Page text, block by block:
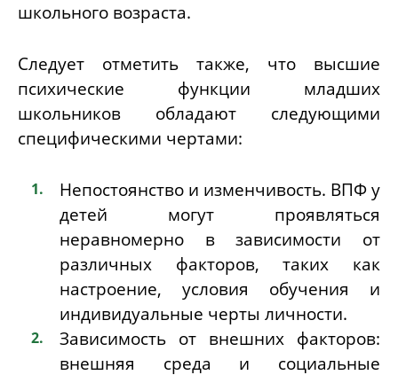
школьного возраста.
Следует отметить также, что высшие
психические функции младших
школьников обладают следующими
специфическими чертами:
Непостоянство и изменчивость. ВПФ у
детей могут проявляться
неравномерно в зависимости от
различных факторов, таких как
настроение, условия обучения и
индивидуальные черты личности.
Зависимость от внешних факторов:
внешняя среда и социальные